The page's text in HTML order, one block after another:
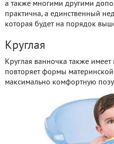
а также многими другими
практична, а единственный
которая будет на порядок
Круглая
Круглая ванночка также
повторяет формы
максимально комфортную